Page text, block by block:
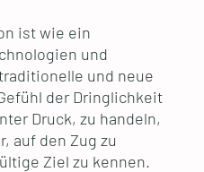
ist wie ein
und
und neue
der Dringlichkeit
Druck, zu handeln,
auf den Zug zu
Ziel zu kennen.